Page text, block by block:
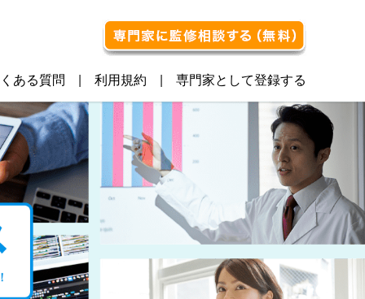
ある質問 利用規約 専門家として登録する